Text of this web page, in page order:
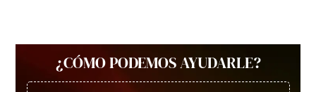
¿CÓMO PODEMOS AYUDARLE?